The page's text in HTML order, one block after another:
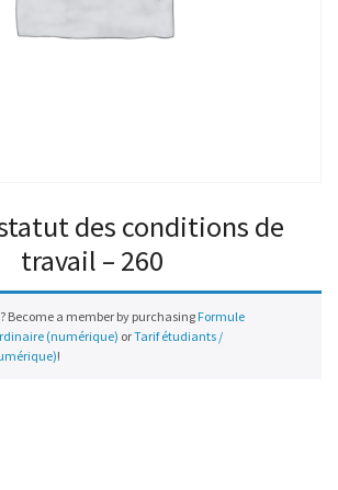
des conditions de
travail – 260
Become a member by purchasing Formule
(numérique) orTarif étudiants /
!